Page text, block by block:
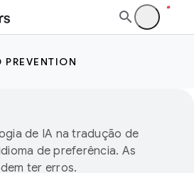
PREVENTION
de IA na tradução de
de preferência. As
ter erros.